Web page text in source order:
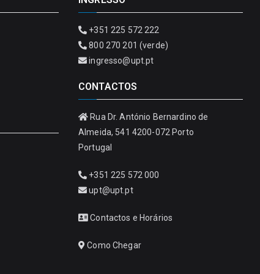
+351 225 572 222
800 270 201 (verde)
ingresso@upt.pt
CONTACTOS
Rua Dr. António Bernardino de
Almeida, 541 4200-072 Porto
Portugal
+351 225 572 000
upt@upt.pt
Contactos e Horários
Como Chegar